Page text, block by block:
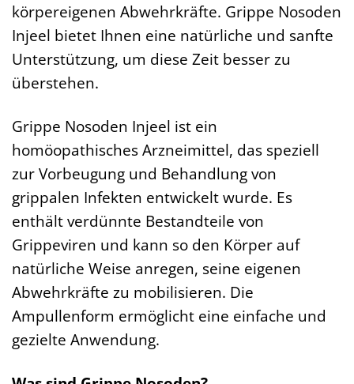
körpereigenen Abwehrkräfte. Grippe Nosoden
Injeel bietet Ihnen eine natürliche und sanfte
Unterstützung, um diese Zeit besser zu
überstehen.
Grippe Nosoden Injeel ist ein
homöopathisches Arzneimittel, das speziell
zur Vorbeugung und Behandlung von
grippalen Infekten entwickelt wurde. Es
enthält verdünnte Bestandteile von
Grippeviren und kann so den Körper auf
natürliche Weise anregen, seine eigenen
Abwehrkräfte zu mobilisieren. Die
Ampullenform ermöglicht eine einfache und
gezielte Anwendung.